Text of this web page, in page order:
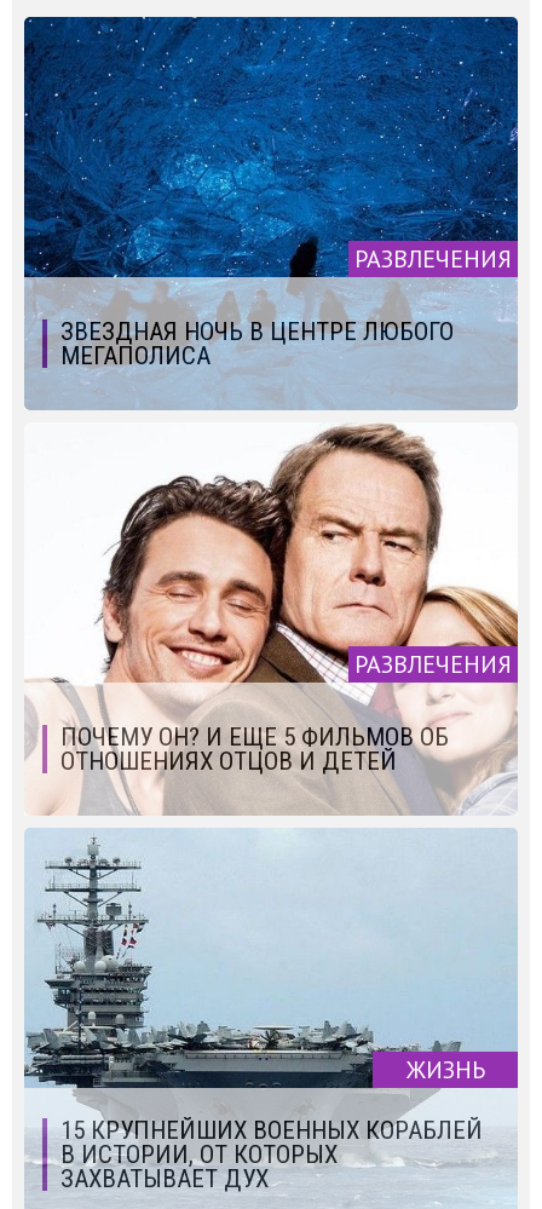
РАЗВЛЕЧЕНИЯ
ЗВЕЗДНАЯ НОЧЬ В ЦЕНТРЕ ЛЮБОГО
МЕГАПОЛИСА
РАЗВЛЕЧЕНИЯ
ПОЧЕМУ ОН? И ЕЩЕ 5 ФИЛЬМОВ ОБ
ОТНОШЕНИЯХ ОТЦОВ И ДЕТЕЙ
ЖИЗНЬ
15 КРУПНЕЙШИХ ВОЕННЫХ КОРАБЛЕЙ
В ИСТОРИИ, ОТ КОТОРЫХ
ЗАХВАТЫВАЕТ ДУХ